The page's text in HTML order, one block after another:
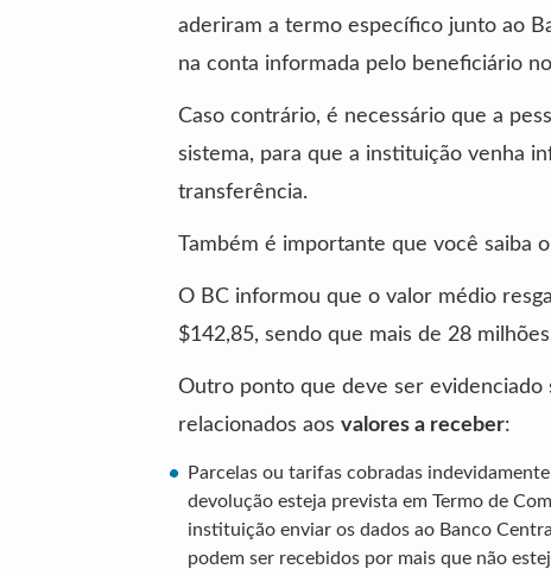
aderiram a termo específico junto ao
na conta informada pelo beneficiário
Caso contrário, é necessário que a
sistema, para que a instituição venha
transferência.
Também é importante que você saiba
O BC informou que o valor médio
$142,85, sendo que mais de 28
Outro ponto que deve ser
relacionados aos valores a receber:
Parcelas ou tarifas cobradas
devolução esteja prevista em Termo de
instituição enviar os dados ao Banco
podem ser recebidos por mais que não